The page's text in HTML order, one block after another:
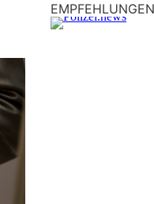
EMPFEHLUNGEN